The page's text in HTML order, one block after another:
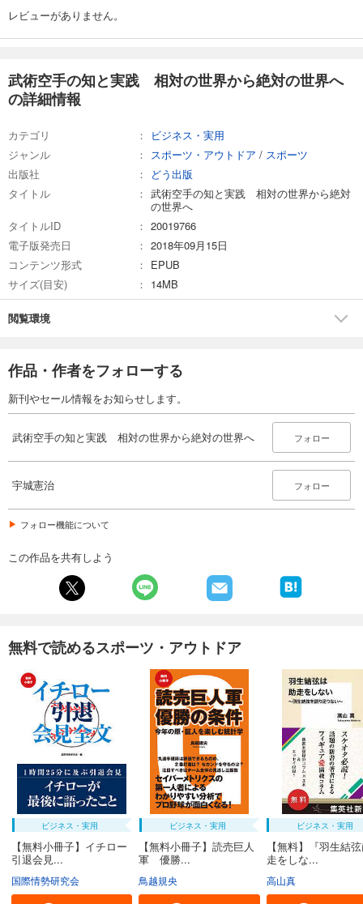
レビューがありません。
武術空手の知と実践 相対の世界から絶対の世界へ
の詳細情報
カテゴリ
ビジネス・実用
ジャンル
スポーツ・アウトドア / スポーツ
出版社
どう出版
タイトル
武術空手の知と実践 相対の世界から絶対
の世界へ
タイトルID
20019766
電子版発売日
2018年09月15日
コンテンツ形式
EPUB
サイズ(目安)
14MB
閲覧環境
作品・作者をフォローする
新刊やセール情報をお知らせします。
武術空手の知と実践 相対の世界から絶対の世界へ フォロー
宇城憲治 フォロー
フォロー機能について
この作品を共有しよう
無料で読めるスポーツ・アウトドア
ビジネス・実用
【無料小冊子】イチロー
引退会見...
国際情勢研究会
ビジネス・実用
【無料小冊子】読売巨人
軍 優勝...
鳥越規央
ビジネス・実用
【無料】『羽生結
走をしな...
高山真